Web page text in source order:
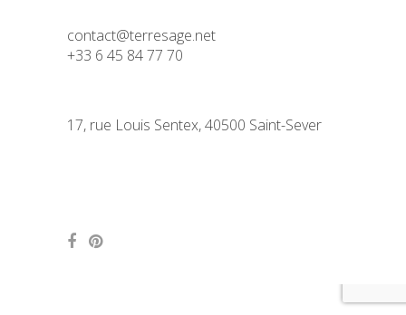
contact@terresage.net
+33 6 45 84 77 70
17, rue Louis Sentex, 40500 Saint-Sever